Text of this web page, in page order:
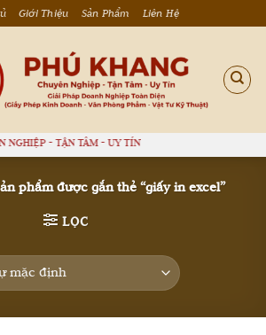
Giới Thiệu Sản Phẩm Liên Hệ
- TẬN TÂM - UY TÍN
phẩm được gắn thẻ “giấy in excel”
LỌC